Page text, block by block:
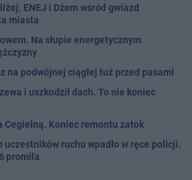
ENEJ i Dżem wśród gwiazd
miasta
Na słupie energetycznym
na podwójnej ciągłej tuż przed pasami
i uszkodził dach. To nie koniec
Cegielną. Koniec remontu zatok
uczestników ruchu wpadło w ręce policji.
promila